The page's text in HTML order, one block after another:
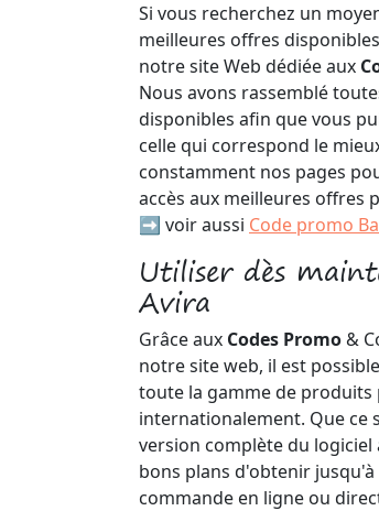
Si vous recherchez un
meilleures offres
notre site Web dédiée aux
Nous avons rassemblé
disponibles afin que vous
celle qui correspond le
constamment nos pages
accès aux meilleures offres
➡️ voir aussi Code promo
Utiliser dès
Avira
Grâce aux Codes Promo&
notre site web, il est
toute la gamme de
internationalement. Que ce
version complète du logiciel
bons plans d'obtenir
commande en ligne ou